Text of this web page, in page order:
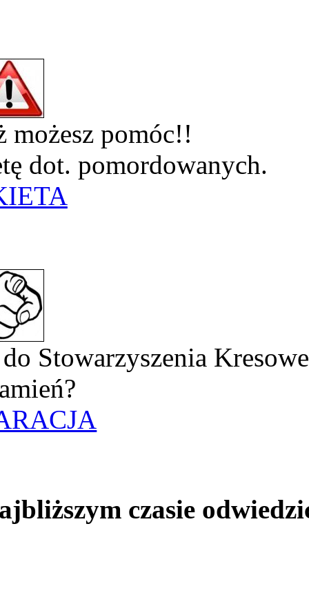
możesz pomóc!!
dot. pomordowanych.
Stowarzyszenia
czasie